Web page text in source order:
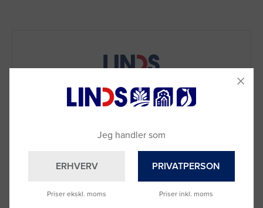
Jeg handler som
ERHVERV
Priser ekskl. moms
PRIVATPERSON
Priser inkl. moms